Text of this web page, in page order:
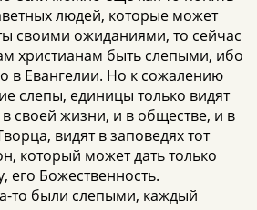
людей, которые может
своими ожиданиями, то сейчас
христианам быть слепыми, ибо
в Евангелии. Но к сожалению
слепы, единицы только видят
своей жизни, и в обществе, и в
видят в заповедях тот
который может дать только
его Божественность.
то были слепыми, каждый